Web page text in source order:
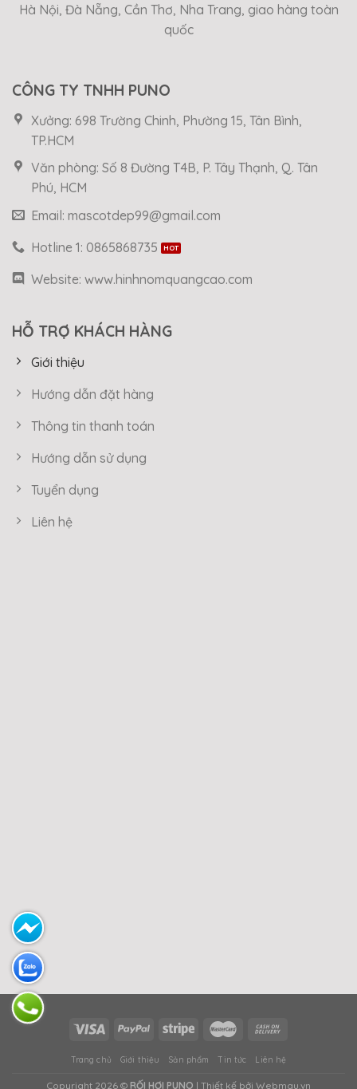
Hà Nội, Đà Nẵng, Cần Thơ, Nha Trang, giao hàng toàn
quốc
CÔNG TY TNHH PUNO
Xưởng: 698 Trường Chinh, Phường 15, Tân Bình,
TP.HCM
Văn phòng: Số 8 Đường T4B, P. Tây Thạnh, Q. Tân
Phú, HCM
Email: mascotdep99@gmail.com
Hotline 1: 0865868735
Website: www.hinhnomquangcao.com
HỖ TRỢ KHÁCH HÀNG
Giới thiệu
Hướng dẫn đặt hàng
Thông tin thanh toán
Hướng dẫn sử dụng
Tuyển dụng
Liên hệ
Trang chủ Giới thiệu Sản phẩm Tin tức Liên hệ
Copyright 2026 © RỐI HƠI PUNO | Thiết kế bởi Webmau.vn